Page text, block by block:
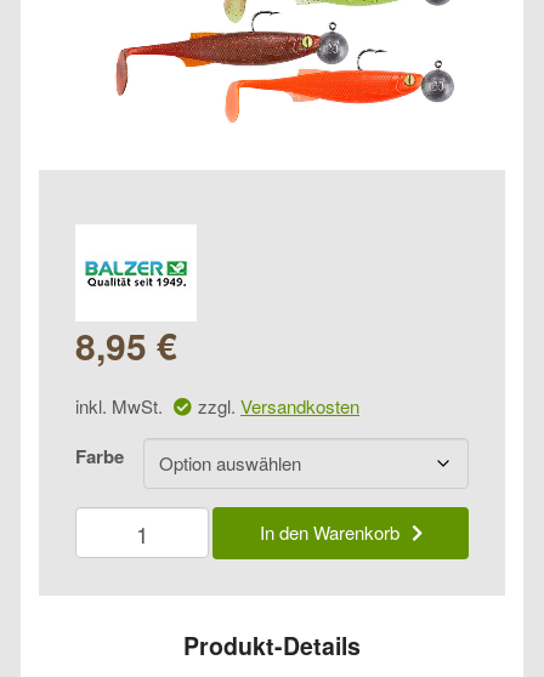
8,95 €
inkl. MwSt. zzgl. Versandkosten
Farbe
Balzer
Gummiset
Menge
In den Warenkorb
Produkt-Details